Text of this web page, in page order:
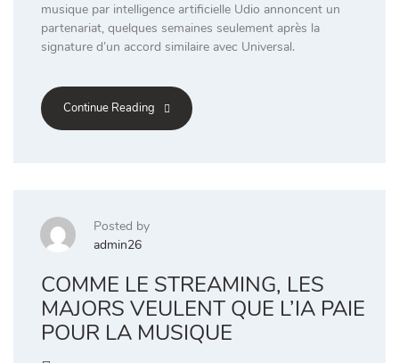
musique par intelligence artificielle Udio annoncent un
partenariat, quelques semaines seulement après la
signature d’un accord similaire avec Universal.
Continue Reading
Posted by
admin26
COMME LE STREAMING, LES
MAJORS VEULENT QUE L’IA PAIE
POUR LA MUSIQUE